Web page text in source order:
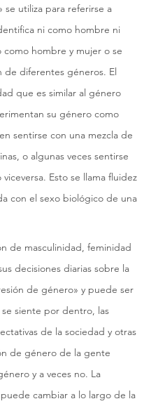
utiliza para referirse a
ni como hombre ni
hombre y mujer o se
de diferentes géneros. El
que es similar al género
su género como
sentirse con una mezcla de
o algunas veces sentirse
Esto se llama fluidez
con el sexo biológico de una
de masculinidad, feminidad
decisiones diarias sobre la
de género» y puede ser
siente por dentro, las
de la sociedad y otras
de género de la gente
y a veces no. La
cambiar a lo largo de la